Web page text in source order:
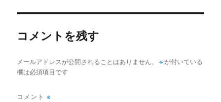
コメントを残す
メールアドレスが公開されることはありません。 ※ が付いている
欄は必須項目です
コメント※